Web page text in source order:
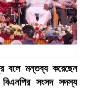
বলে মন্তব্য করেছেন
সংসদ সদস্য